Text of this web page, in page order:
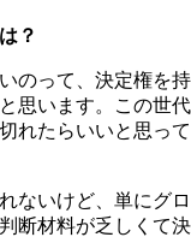
？
のって、決定権を持
思います。この世代
れたらいいと思って
ないけど、単にグロ
断材料が乏しくて決